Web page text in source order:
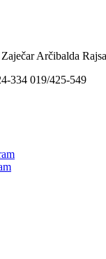
Arčibalda
334 019/425-549